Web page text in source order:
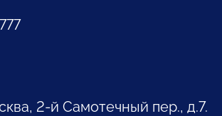
2-й Самотечный пер., д.7.